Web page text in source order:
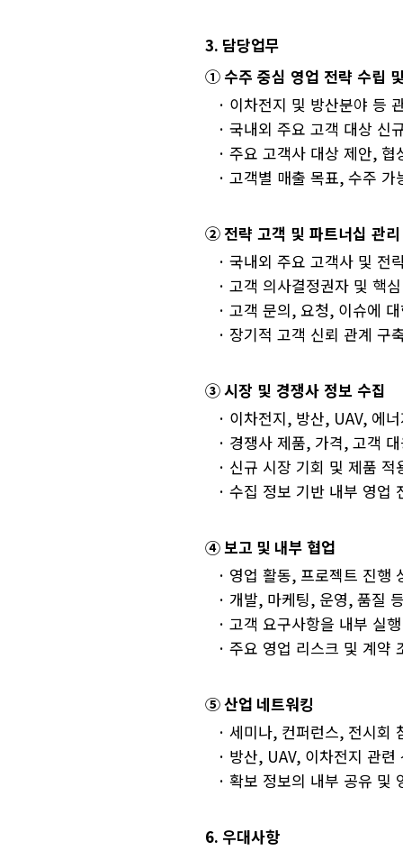
3. 담당업무
① 수주 중심 영업 전략 수립
· 이차전지 및 방산분야 등
· 국내외 주요 고객 대상 신
· 주요 고객사 대상 제안, 협
· 고객별 매출 목표,수주 가
②전략 고객 및 파트너십 관리
· 국내외 주요 고객사 및 전
· 고객 의사결정권자 및 핵
· 고객 문의,요청, 이슈에
· 장기적 고객 신뢰 관계 구
③시장 및 경쟁사 정보 수집
· 이차전지, 방산, UAV, 에
· 경쟁사 제품, 가격,고객
· 신규 시장 기회 및 제품 적
· 수집 정보 기반 내부 영업
④ 보고 및 내부 협업
· 영업 활동, 프로젝트 진행
· 개발, 마케팅, 운영,품질
· 고객 요구사항을 내부 실
· 주요 영업 리스크 및 계약
⑤ 산업 네트워킹
· 세미나, 컨퍼런스, 전시회
· 방산, UAV, 이차전지 관련
· 확보 정보의 내부 공유 및
6. 우대사항